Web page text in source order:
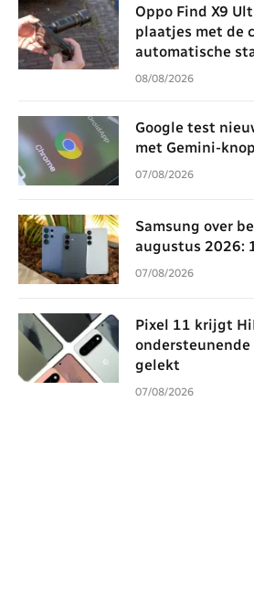
Oppo Find X9
plaatjes met de
automatische
08/08/2026
Google test
met Gemini-
07/08/2026
Samsung over
augustus 2026:
07/08/2026
Pixel 11 krijgt
ondersteunende
gelekt
07/08/2026